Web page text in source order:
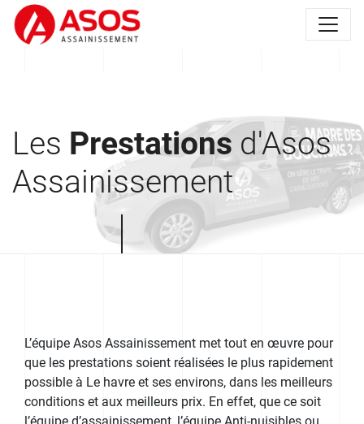
Les Prestations d'Asos
Assainissement
L’équipe Asos Assainissement met tout en œuvre pour
que les prestations soient réalisées le plus rapidement
possible à Le havre et ses environs, dans les meilleurs
conditions et aux meilleurs prix. En effet, que ce soit